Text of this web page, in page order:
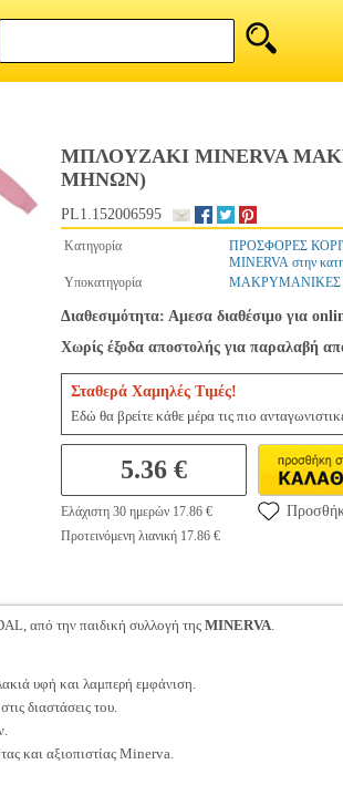
ΜΠΛΟΥΖΑΚΙ MINERVA
ΜΗΝΩΝ)
PL1.152006595
Κατηγορία ΠΡΟΣΦΟΡΕΣ
MINERVA στην
Υποκατηγορία
Διαθεσιμότητα: Αμεσα διαθέσιμο για
Χωρίς έξοδα αποστολής για παραλαβή
Σταθερά Χαμηλές Τιμές!
Εδώ θα βρείτε κάθε μέρα τις πιο
5.36 €
Ελάχιστη 30 ημερών 17.86 €
Προτεινόμενη λιανική 17.86 €
από την παιδική συλλογή της MINERVA.
υφή και λαμπερή εμφάνιση.
διαστάσεις του.
και αξιοπιστίας Minerva.